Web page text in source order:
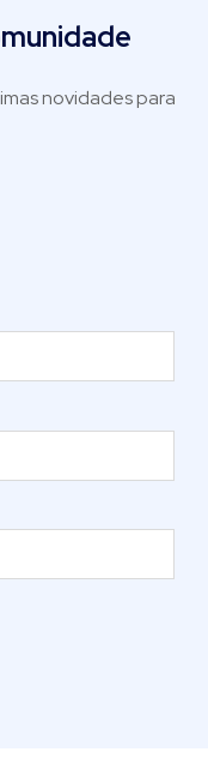
novidades para